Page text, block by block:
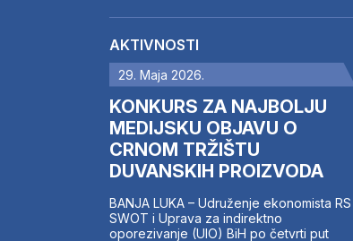
AKTIVNOSTI
29. Maja 2026.
KONKURS ZA NAJBOLJU
MEDIJSKU OBJAVU O
CRNOM TRŽIŠTU
DUVANSKIH PROIZVODA
BANJA LUKA – Udruženje ekonomista RS
SWOT i Uprava za indirektno
oporezivanje (UIO) BiH po četvrti put